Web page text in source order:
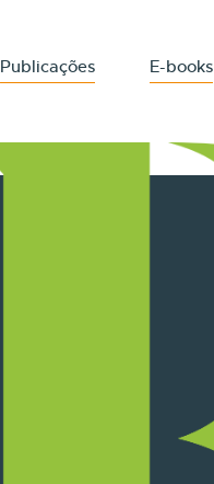
Publicações E-books